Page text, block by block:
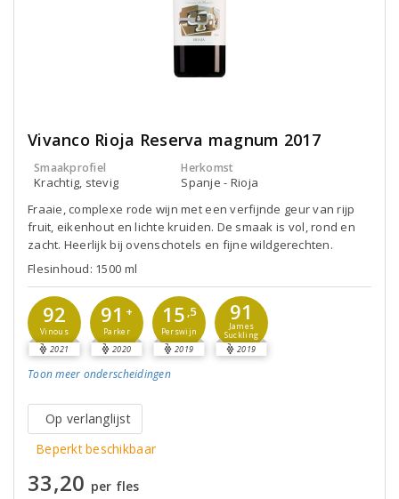
Vivanco Rioja Reserva magnum 2017
Smaakprofiel
Krachtig, stevig
Herkomst
Spanje - Rioja
Fraaie, complexe rode wijn met een verfijnde geur van rijp
fruit, eikenhout en lichte kruiden. De smaak is vol, rond en
zacht. Heerlijk bij ovenschotels en fijne wildgerechten.
Flesinhoud: 1500 ml
92
Vinous
2021
91 +
Parker
2020
15 ,5
Perswijn
2019
91
James
Suckling
2019
Toon meer onderscheidingen
Op verlanglijst
Beperkt beschikbaar
33,20 per fles